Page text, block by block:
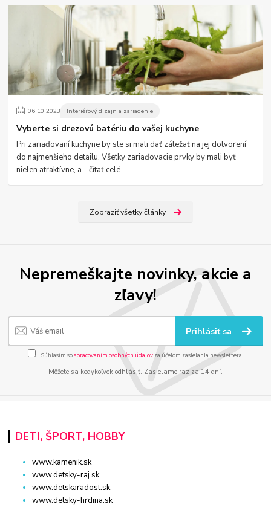
06.10.2023 Interiérový dizajn a zariadenie
Vyberte si drezovú batériu do vašej kuchyne
Pri zariaďovaní kuchyne by ste si mali dať záležať na jej dotvorení
do najmenšieho detailu. Všetky zariaďovacie prvky by mali byť
nielen atraktívne, a...čítať celé
Zobraziť všetky články
Nepremeškajte novinky, akcie a
zľavy!
Prihlásiť sa
Súhlasím sospracovaním osobných údajov za účelom zasielania newslettera.
Môžete sa kedykoľvek odhlásiť. Zasielame raz za 14 dní.
DETI, ŠPORT, HOBBY
www.kamenik.sk
www.detsky-raj.sk
www.detskaradost.sk
www.detsky-hrdina.sk